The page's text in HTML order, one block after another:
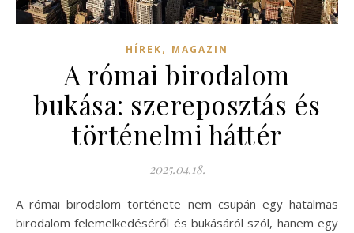
HÍREK, MAGAZIN
A római birodalom
bukása: szereposztás és
történelmi háttér
2025.04.18.
A római birodalom története nem csupán egy hatalmas
birodalom felemelkedéséről és bukásáról szól, hanem egy